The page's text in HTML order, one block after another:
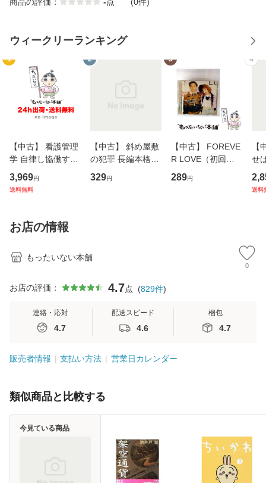
ウィークリーランキング
1
【中古】 看護管理
学 自律し協働する
専門職の看護マネ
ジメントスキル 改
恵 藤本幸三 / 南江
堂 [単行
3,969円
送料無料
2
【中古】 斜め屋敷
の犯罪 長編本格推
理小説 (光文社文
庫) / 島田荘司 / 光
329円
3
【中古】 FOREVE
R LOVE（初回生
産限定盤） / 清水
翔太×加藤ミリヤ /
289円
4
【
せ
タ
送料
お店の情報
もったいない本舗
0
お店の評価： 4.7点 (829件)
連絡・応対
4.7
配送スピード
4.6
梱包
4.7
販売者情報 支払い方法 営業日カレンダー
類似商品と比較する
今見ている商品